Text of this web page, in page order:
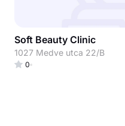
Soft Beauty Clinic
1027 Medve utca 22/B
0